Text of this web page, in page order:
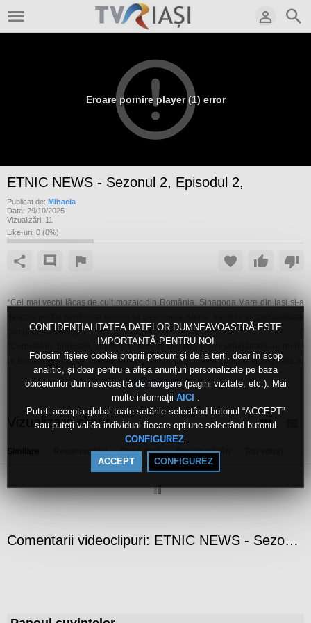
CONFIDENȚIALITATEA DATELOR DUMNEAVOASTRĂ ESTE
IMPORTANTĂ PENTRU NOI
Folosim fișiere cookie proprii precum și de la terți, doar în scop
analitic, și doar pentru a afișa anunțuri personalizate pe baza
obiceiurilor dumneavoastră de navigare (pagini vizitate, etc.). Mai
multe informații AICI
Puteți accepta global toate setările selectând butonul “ACCEPT”
sau puteți valida individual fiecare opțiune selectând butonul
CONFIGUREZ.
ACCEPT CONFIGUREZ
Eroare pornire player (1) error
ETNIC NEWS - Sezonul 2, Episodul 2,
Publicat de: Mihaela
Data: 29/10/2025
Vizualizări: 11
Like-uri: 0 (0%)
*Cel mai vechi lăcaş de cult mozaic din România, Sinagoga Mare din Iaşi și-a
comunității evreilor .
*Cercetători, profesori, studenţi și activiști din țară și din străinătates-au reunit
la Bucureşti uniţi de dorinţa de a valoriza patrimoniul cultural şi lingvistic al
comunităţii rome.
*La Iaşi este în plină desfăşurare cea de-a V-a ediţie a proiectului
Multiculturalitate în arta cinematografică Despre filme, poveşti şi tradiţii ale
celor opt comunităţi etnice discutăm cu iniţiatoarea proiectului Petronela Mirela
O emisiune realizată de echipa redacţiei Minorităţi, TVR Iaşi.
Arată mai mult
Vizualizare clipuri
Recomandări După dată Top vizualizări
Comentarii videoclipuri: ETNIC NEWS - Sezonul 2, Episodul 2,